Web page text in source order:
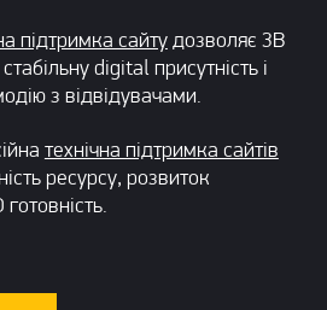
підтримка сайтудозволяє 3B
digital присутність і
з відвідувачами.
технічна підтримка сайтів
ресурсу, розвиток